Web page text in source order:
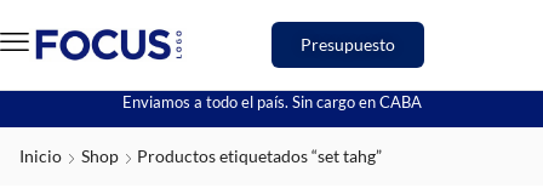
Presupuesto
Enviamos a todo el país. Sin cargo en CABA
Inicio Shop Productos etiquetados “set tahg”